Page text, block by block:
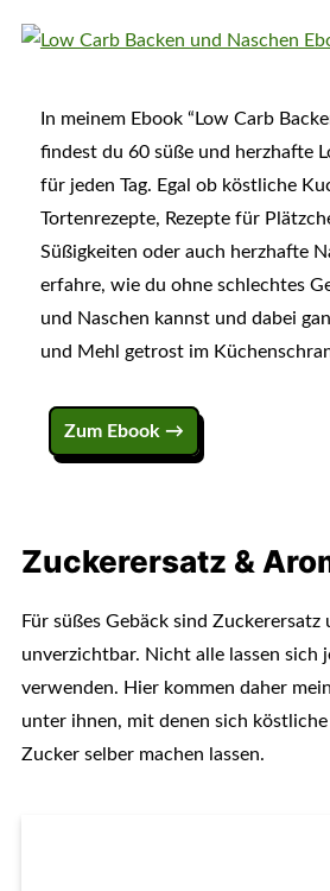
In meinem Ebook “Low Carb
findest du 60 süße und herzhafte
für jeden Tag. Egal ob köstliche
Tortenrezepte, Rezepte für
Süßigkeiten oder auch herzhafte
erfahre, wie du ohne schlechtes
und Naschen kannst und dabei
und Mehl getrost im
Zum Ebook →
Zuckerersatz &
Für süßes Gebäck sind Zuckerersatz
unverzichtbar. Nicht alle lassen sich
verwenden. Hier kommen daher
unter ihnen, mit denen sich
Zucker selber machen lassen.